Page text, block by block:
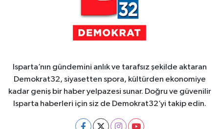
Isparta’nın gündemini anlık ve tarafsız şekilde aktaran
Demokrat32, siyasetten spora, kültürden ekonomiye
kadar geniş bir haber yelpazesi sunar. Doğru ve güvenilir
Isparta haberleri için siz de Demokrat32’yi takip edin.